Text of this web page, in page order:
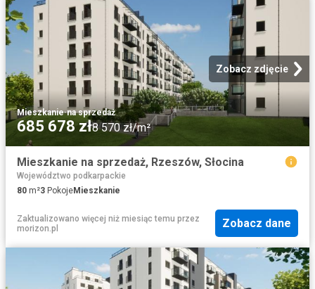
Zobacz zdjęcie
Mieszkanie·na sprzedaż
685 678 zł8 570 zł/m²
Mieszkanie na sprzedaż, Rzeszów, Słocina
Województwo podkarpackie
80 m²3 PokojeMieszkanie
Zaktualizowano więcej niż miesiąc temu przez
morizon.pl
Zobacz dane